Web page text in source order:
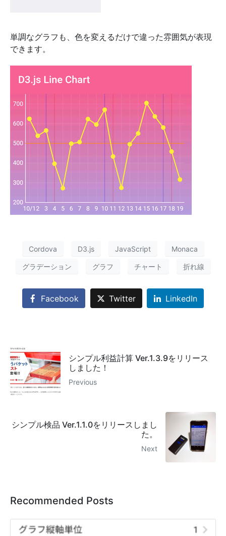
単調なグラフも、色を変えるだけで違った雰囲気が表現
できます。
Cordova D3.js JavaScript Monaca
グラデーション グラフ チャート 折れ線
Facebook Twitter LinkedIn
シンプル利益計算 Ver.1.3.9をリリース
しました！
Previous
シンプル検品 Ver.1.1.0をリリースしまし
た。
Next
Recommended Posts